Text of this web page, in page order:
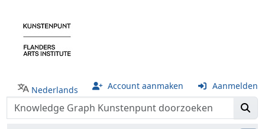
Nederlands Account aanmaken Aanmelden